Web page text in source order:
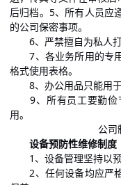
后归档。5、所有人员应
的公司保密事项。
6、严禁擅自为私人打
7、各业务所用的专用
格式使用表格。
8、办公用品只能用于
9、所有员工要勤俭
用。
公司
设备预防性维修制度
1、设备管理坚持以预
2、任何设备均应严格